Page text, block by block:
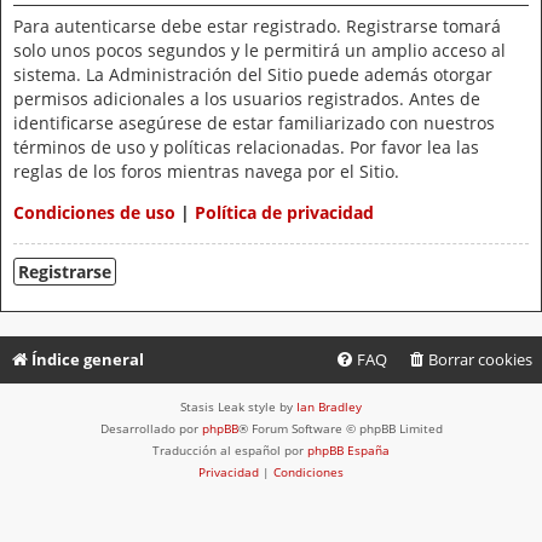
Para autenticarse debe estar registrado. Registrarse tomará
solo unos pocos segundos y le permitirá un amplio acceso al
sistema. La Administración del Sitio puede además otorgar
permisos adicionales a los usuarios registrados. Antes de
identificarse asegúrese de estar familiarizado con nuestros
términos de uso y políticas relacionadas. Por favor lea las
reglas de los foros mientras navega por el Sitio.
Condiciones de uso | Política de privacidad
Registrarse
Índice general Borrar cookies
FAQ
Stasis Leak style by Ian Bradley
Desarrollado por phpBB® Forum Software © phpBB Limited
Traducción al español por phpBB España
Privacidad | Condiciones